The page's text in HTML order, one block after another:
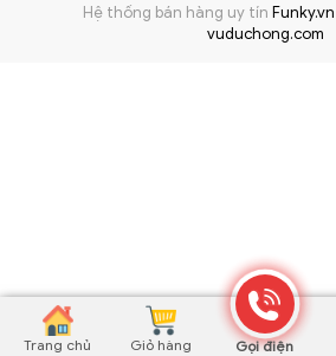
Hệ thống bán hàng uy tín Funky.vn
vuduchong.com
Trang chủ Giỏ hàng Gọi điện